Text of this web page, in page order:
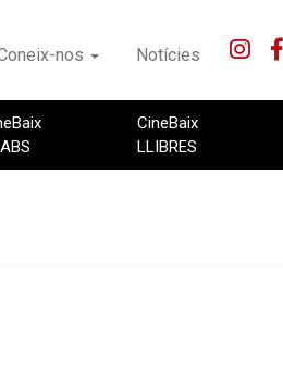
nos Notícies
CineBaix
LLIBRES